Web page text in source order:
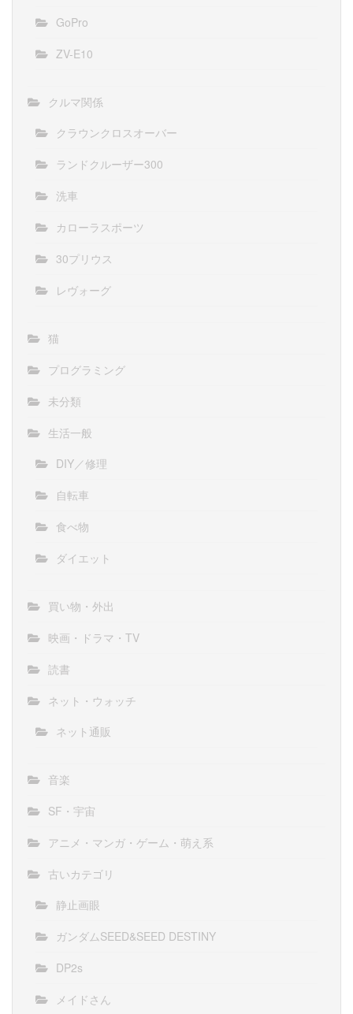
GoPro
ZV-E10
クルマ関係
クラウンクロスオーバー
ランドクルーザー300
洗車
カローラスポーツ
30プリウス
レヴォーグ
猫
プログラミング
未分類
生活一般
DIY／修理
自転車
食べ物
ダイエット
買い物・外出
映画・ドラマ・TV
読書
ネット・ウォッチ
ネット通販
音楽
SF・宇宙
アニメ・マンガ・ゲーム・萌え系
古いカテゴリ
静止画眼
ガンダムSEED&SEED DESTINY
DP2s
メイドさん